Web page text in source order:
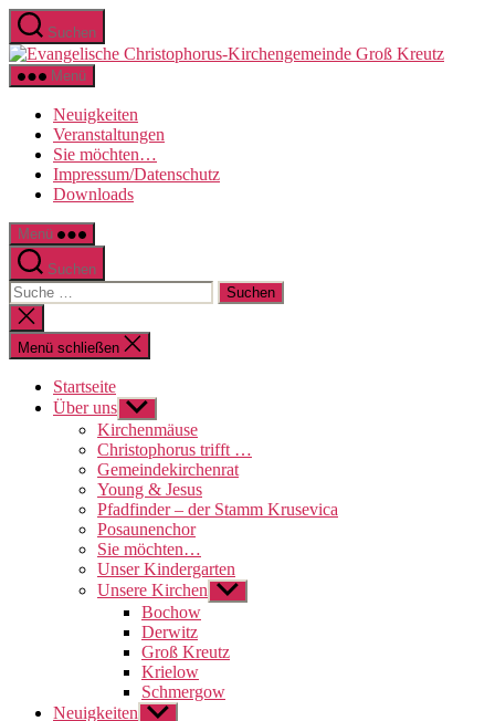
Direkt
zum
Inhalt
wechseln
Suchen
Menü
Neuigkeiten
Veranstaltungen
Sie möchten…
Impressum/Datenschutz
Downloads
Menü
Suchen
Suche
nach:
Suche
schließen
Menü schließen
Startseite
Über uns Untermenü
anzeigen
Kirchenmäuse
Christophorus trifft …
Gemeindekirchenrat
Young & Jesus
Pfadfinder – der Stamm Krusevica
Posaunenchor
Sie möchten…
Unser Kindergarten
Unsere Kirchen Untermenü
anzeigen
Bochow
Derwitz
Groß Kreutz
Krielow
Schmergow
Neuigkeiten Untermenü